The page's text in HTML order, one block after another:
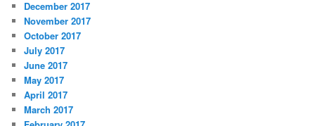
December 2017
November 2017
October 2017
July 2017
June 2017
May 2017
April 2017
March 2017